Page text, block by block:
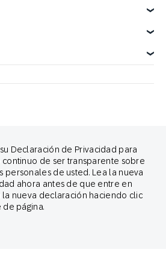
Declaración de Privacidad para
de ser transparente sobre
personales de usted. Lea la nueva
ahora antes de que entre en
la nueva declaración haciendo clic
página.
Trademark